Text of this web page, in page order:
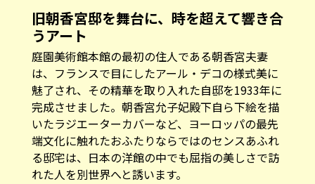
旧朝香宮邸を舞台に、時を超えて響き合
うアート
庭園美術館本館の最初の住人である朝香宮夫妻
は、フランスで目にしたアール・デコの様式美に
魅了され、その精華を取り入れた自邸を1933年に
完成させました。朝香宮允子妃殿下自ら下絵を描
いたラジエーターカバーなど、ヨーロッパの最先
端文化に触れたおふたりならではのセンスあふれ
る邸宅は、日本の洋館の中でも屈指の美しさで訪
れた人を別世界へと誘います。